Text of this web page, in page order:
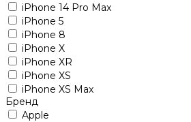
iPhone 14 Pro Max
iPhone 5
iPhone 8
iPhone X
iPhone XR
iPhone XS
iPhone XS Max
Бренд
Apple